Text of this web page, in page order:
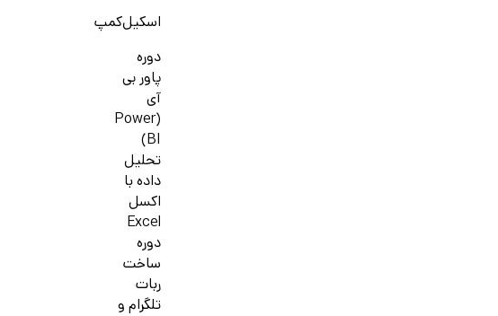
اسکیل‌کمپ
دوره
پاور بی
آی
(Power
BI)
تحلیل
داده با
اکسل
Excel
دوره
ساخت
ربات
تلگرام و